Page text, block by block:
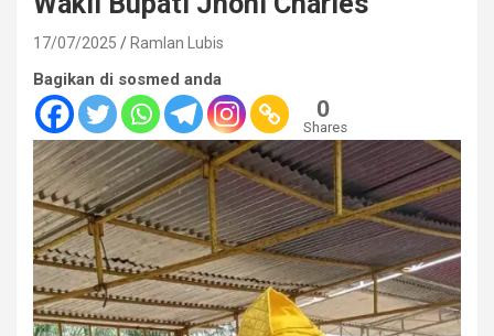
17/07/2025 Ramlan Lubis
Bagikan di sosmed anda
0
Shares